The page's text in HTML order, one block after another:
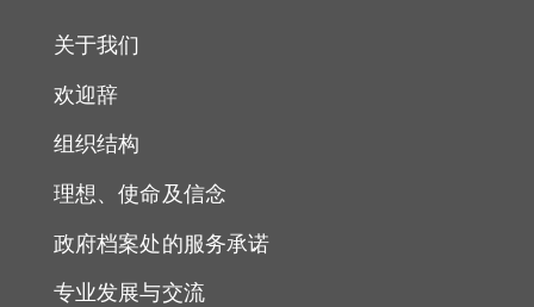
关于我们
欢迎辞
组织结构
理想、使命及信念
政府档案处的服务承诺
专业发展与交流